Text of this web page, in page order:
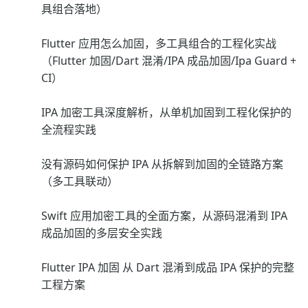
具组合落地）
Flutter 应用怎么加固，多工具组合的工程化实战
（Flutter 加固/Dart 混淆/IPA 成品加固/Ipa Guard +
CI）
IPA 加密工具深度解析，从单机加固到工程化保护的
全流程实践
没有源码如何保护 IPA 从拆解到加固的全链路方案
（多工具联动）
Swift 应用加密工具的全面方案，从源码混淆到 IPA
成品加固的多层安全实践
Flutter IPA 加固 从 Dart 混淆到成品 IPA 保护的完整
工程方案